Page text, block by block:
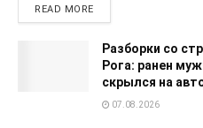
READ MORE
Разборки со
Рога: ранен
скрылся на
07.08.2026